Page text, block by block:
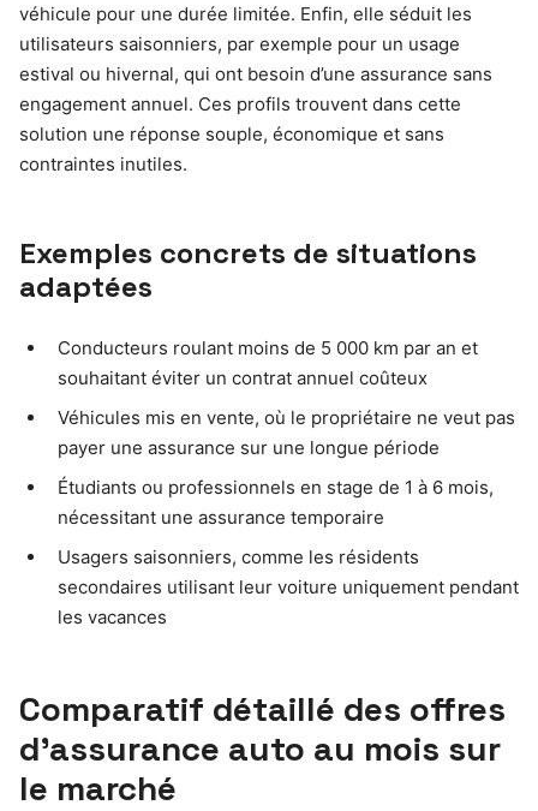
véhicule pour une durée limitée. Enfin, elle séduit les
utilisateurs saisonniers, par exemple pour un usage
estival ou hivernal, qui ont besoin d’une assurance sans
engagement annuel. Ces profils trouvent dans cette
solution une réponse souple, économique et sans
contraintes inutiles.
Exemples concrets de situations
adaptées
Conducteurs roulant moins de 5 000 km par an et
souhaitant éviter un contrat annuel coûteux
Véhicules mis en vente, où le propriétaire ne veut pas
payer une assurance sur une longue période
Étudiants ou professionnels en stage de 1 à 6 mois,
nécessitant une assurance temporaire
Usagers saisonniers, comme les résidents
secondaires utilisant leur voiture uniquement pendant
les vacances
Comparatif détaillé des offres
d’assurance auto au mois sur
le marché